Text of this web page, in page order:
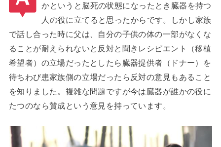
かというと脳死の状態になったとき臓器を持つ
人の役に立てると思ったからです。しかし家族
で話し合った時に父は、自分の子供の体の一部がなくな
ることが耐えられないと反対と聞きレシピエント（移植
希望者）の立場だったとしたら臓器提供者（ドナー）を
待ちわび患家族側の立場だったら反対の意見もあること
を知りました。複雑な問題ですが今は臓器が誰かの役に
たつのなら賛成という意見を持っています。